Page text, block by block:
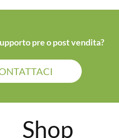
pre o post vendita?
Shop